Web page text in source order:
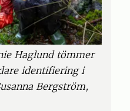
Haglund tömmer
identifiering i
Bergström,